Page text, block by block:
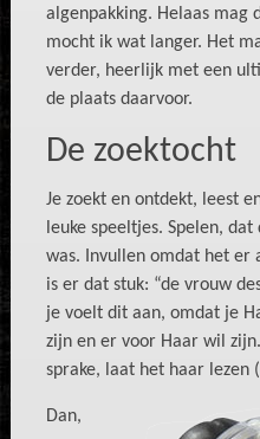
algenpakking. Helaas mag
mocht ik wat langer. Het
verder, heerlijk met een
de plaats daarvoor.
De zoektocht
Je zoekt en ontdekt, leest
leuke speeltjes. Spelen,
was. Invullen omdat het er
is er dat stuk: “de vrouw
je voelt dit aan, omdat je
zijn en er voor Haar wil
sprake, laat het haar lezen
Dan,